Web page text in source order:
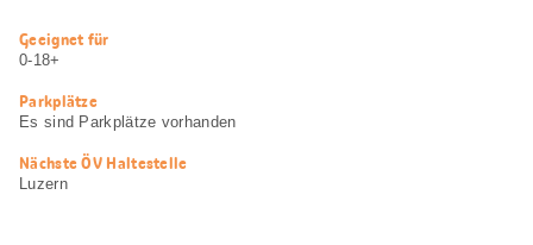
Nützliche
Informationen
Geeignet für
0-18+
Parkplätze
Es sind Parkplätze vorhanden
Nächste ÖV Haltestelle
Luzern